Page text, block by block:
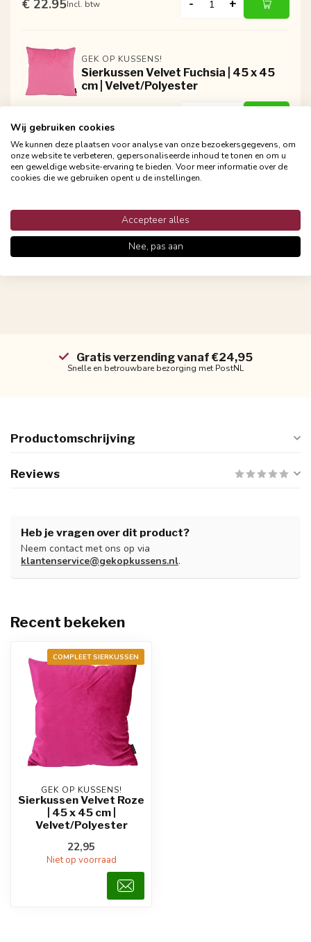
€ 22.95Incl. btw - +
GEK OP KUSSENS!
Sierkussen Velvet Fuchsia | 45 x 45
cm | Velvet/Polyester
GEK OP KUSSENS!
Sierkussen Velvet Lichtroze | 45 x 45
€ 22.95 - +
Gratis verzending vanaf €24,95
Snelle en betrouwbare bezorging met PostNL
Productomschrijving
Reviews
Heb je vragen over dit product?
Neem contact met ons op via
klantenservice@gekopkussens.nl.
Recent bekeken
COMPLEET SIERKUSSEN
GEK OP KUSSENS!
Sierkussen Velvet Roze
| 45 x 45 cm |
Velvet/Polyester
22,95
Niet op voorraad
Wij gebruiken cookies
We kunnen deze plaatsen voor analyse van onze bezoekersgegevens, om
onze website te verbeteren, gepersonaliseerde inhoud te tonen en om u
een geweldige website-ervaring te bieden. Voor meer informatie over de
cookies die we gebruiken opent u de instellingen.
Accepteer alles
Nee, pas aan